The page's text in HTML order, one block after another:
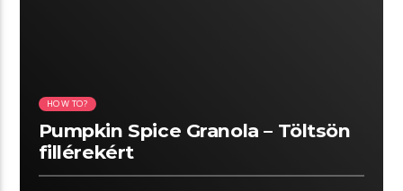
HOW TO?
Pumpkin Spice Granola – Töltsön
fillérekért